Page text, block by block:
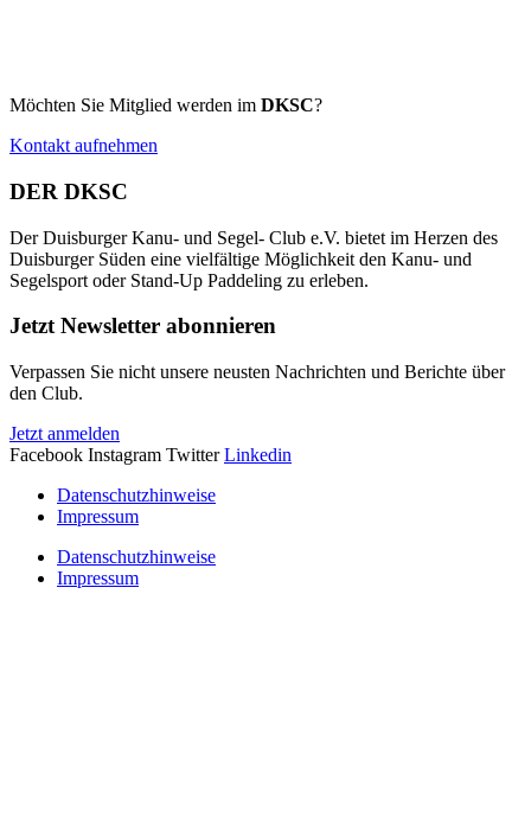
Möchten Sie Mitglied werden im DKSC?
Kontakt aufnehmen
DER DKSC
Der Duisburger Kanu- und Segel- Club e.V. bietet im Herzen des
Duisburger Süden eine vielfältige Möglichkeit den Kanu- und
Segelsport oder Stand-Up Paddeling zu erleben.
Jetzt Newsletter abonnieren
Verpassen Sie nicht unsere neusten Nachrichten und Berichte über
den Club.
Jetzt anmelden
Facebook Instagram Twitter Linkedin
Datenschutzhinweise
Impressum
Datenschutzhinweise
Impressum